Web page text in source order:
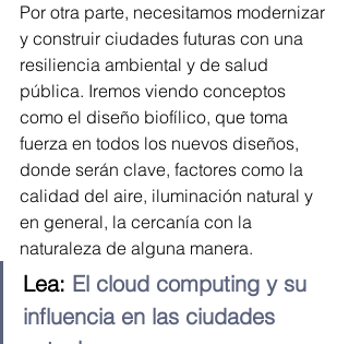
Por otra parte, necesitamos modernizar
y construir ciudades futuras con una
resiliencia ambiental y de salud
pública. Iremos viendo conceptos
como el diseño biofílico, que toma
fuerza en todos los nuevos diseños,
donde serán clave, factores como la
calidad del aire, iluminación natural y
en general, la cercanía con la
naturaleza de alguna manera.
Lea: El cloud computing y su
influencia en las ciudades